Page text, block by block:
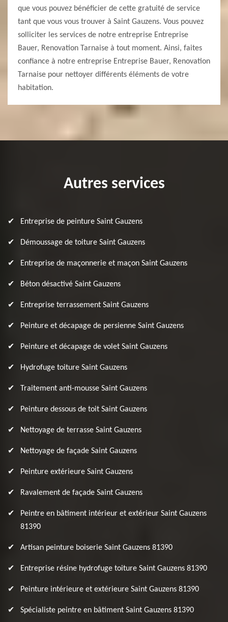
que vous pouvez bénéficier de cette gratuité de service
tant que vous vous trouver à Saint Gauzens. Vous pouvez
solliciter les services de notre entreprise Entreprise
Bauer, Renovation Tarnaise à tout moment. Ainsi, faites
confiance à notre entreprise Entreprise Bauer, Renovation
Tarnaise pour nettoyer différents éléments de votre
habitation.
Autres services
Entreprise de peinture Saint Gauzens
Démoussage de toiture Saint Gauzens
Entreprise de maçonnerie et maçon Saint Gauzens
Béton désactivé Saint Gauzens
Entreprise terrassement Saint Gauzens
Peinture et décapage de persienne Saint Gauzens
Peinture et décapage de volet Saint Gauzens
Hydrofuge toiture Saint Gauzens
Traitement anti-mousse Saint Gauzens
Peinture dessous de toit Saint Gauzens
Nettoyage de terrasse Saint Gauzens
Nettoyage de façade Saint Gauzens
Peinture extérieure Saint Gauzens
Ravalement de façade Saint Gauzens
Peintre en bâtiment intérieur et extérieur Saint Gauzens
81390
Artisan peinture boiserie Saint Gauzens 81390
Entreprise résine hydrofuge toiture Saint Gauzens 81390
Peinture intérieure et extérieure Saint Gauzens 81390
Spécialiste peintre en bâtiment Saint Gauzens 81390